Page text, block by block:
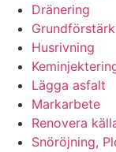
Dränering
Husrivning
Lägga asfalt
Markarbete
Renovera
Snöröjning,